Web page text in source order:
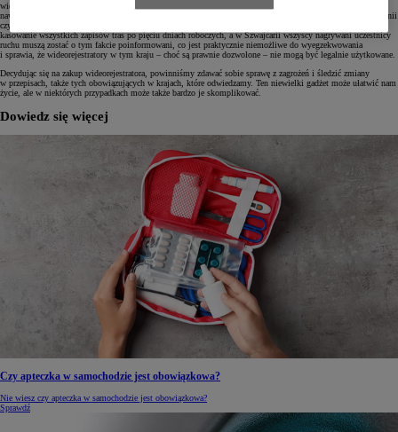
wideorejstratory za nielegalne, a materiał na nich zgromadzony nie jest traktowany jako dowód w sprawie,
nawet gdyby jednoznacznie przesądzał o czyjejś winie lub niewinności. W Norwegii, Francji, Wielkiej Brytanii
czy Słowacji urządzenie musi być zainstalowane tak, aby nie zasłaniało widoku. Węgierskie prawo nakazuje
kasowanie wszystkich zapisów tras po pięciu dniach roboczych, a w Szwajcarii wszyscy nagrywani uczestnicy
ruchu muszą zostać o tym fakcie poinformowani, co jest praktycznie niemożliwe do wyegzekwowania
i sprawia, że wideorejestratory w tym kraju – choć są prawnie dozwolone – nie mogą być legalnie użytkowane.
Decydując się na zakup wideorejestratora, powinniśmy zdawać sobie sprawę z zagrożeń i śledzić zmiany
w przepisach, także tych obowiązujących w krajach, które odwiedzamy. Ten niewielki gadżet może ułatwić nam
życie, ale w niektórych przypadkach może także bardzo je skomplikować.
Dowiedz się więcej
Czy apteczka w samochodzie jest obowiązkowa?
Nie wiesz czy apteczka w samochodzie jest obowiązkowa?
Sprawdź